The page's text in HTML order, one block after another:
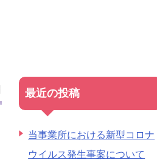
最近の投稿
当事業所における新型コロナ
ウイルス発生事案について